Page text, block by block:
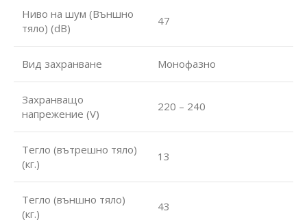
Ниво на шум (Външно
тяло) (dB)
47
Вид захранване Монофазно
Захранващо
напрежение (V)
220 – 240
Тегло (вътрешно тяло)
(кг.)
13
Тегло (външно тяло)
(кг.)
43